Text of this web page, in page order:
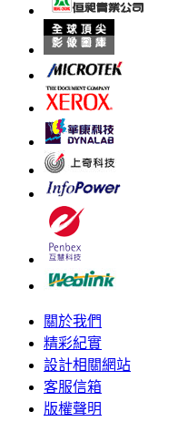
關於我們
精彩紀實
設計相關網站
客服信箱
版權聲明